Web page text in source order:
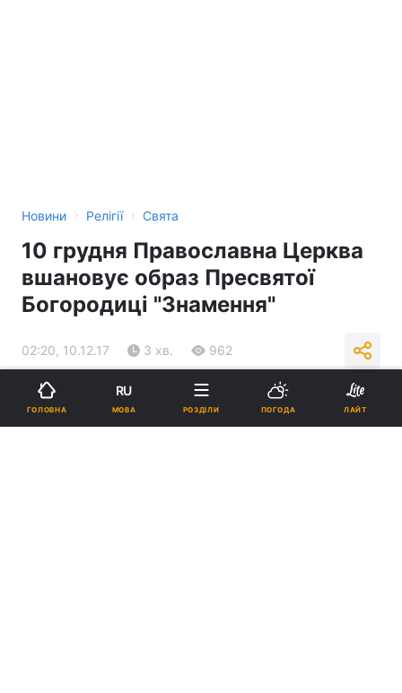
Новини › Релігії › Свята
10 грудня Православна Церква
вшановує образ Пресвятої
Богородиці "Знамення"
02:20, 10.12.17 3 хв. 962
Підпишіться на нас в Google
ГОЛОВНА
RU
МОВА РОЗДІЛИ ПОГОДА ЛАЙТ